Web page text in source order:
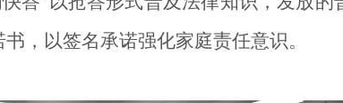
，以签名承诺强化家庭责任意识。